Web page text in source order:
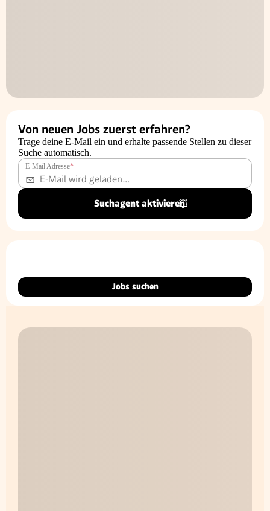
Von neuen Jobs zuerst erfahren?
Trage deine E-Mail ein und erhalte passende Stellen zu dieser
Suche automatisch.
E-Mail Adresse*
Suchagent aktivieren
Jobs suchen